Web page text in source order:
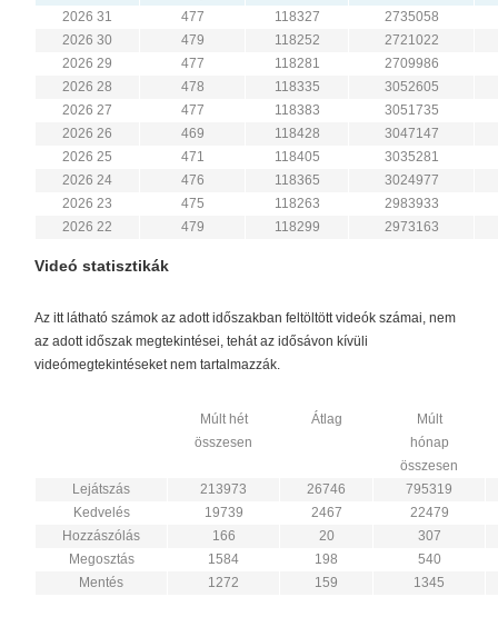
2026 31 477 118327
2735058
2026 30
479 118252
2721022
2026 29
477 118281
2709986
2026 28
478 118335
3052605
2026 27
477 118383
3051735
2026 26
469 118428
3047147
2026 25
471 118405
3035281
2026 24
476 118365
3024977
2026 23
475 118263
2983933
2026 22
479 118299 2973163
Videó statisztikák
Az itt látható számok az adott időszakban feltöltött videók számai, nem
az adott időszak megtekintései, tehát az idősávon kívüli
videómegtekintéseket nem tartalmazzák.
Múlt hét
összesen
Átlag
Múlt
hónap
összesen
Lejátszás
213973 26746
795319
Kedvelés
19739 2467
22479
Hozzászólás
166 20
307
Megosztás
1584 198
540
Mentés
1272 159 1345